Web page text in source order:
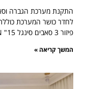
פיזור 3 סאבים סינגל 15" MARTIN
המשך קריאה »